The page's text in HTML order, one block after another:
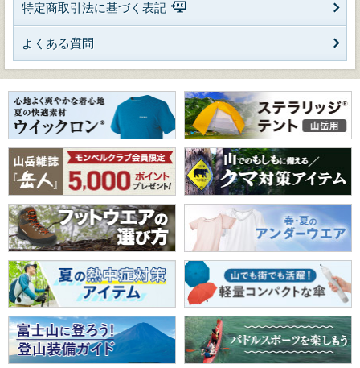
特定商取引法に基づく表記
よくある質問